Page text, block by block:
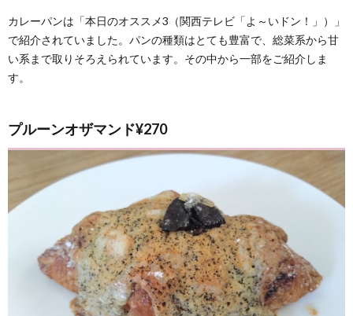
カレーパンは「本日のオススメ3（関西テレビ「よ～いドン！」）」
で紹介されていました。パンの種類はとても豊富で、総菜系から甘
い系まで取りそろえられています。その中から一部をご紹介しま
す。
プルーンオザマンド¥270